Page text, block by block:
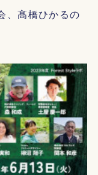
、髙橋ひかるの